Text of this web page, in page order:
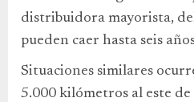
distribuidora mayorista,
pueden caer hasta seis
Situaciones similares
5.000 kilómetros al este